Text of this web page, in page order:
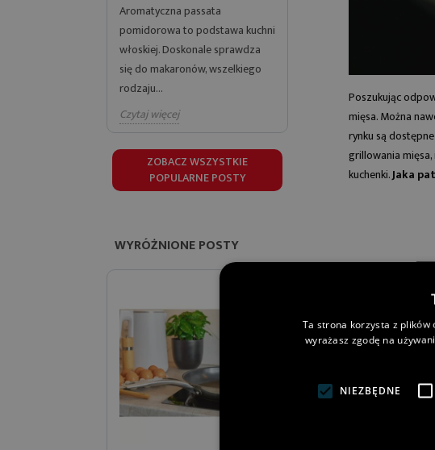
Aromatyczna passata
pomidorowa to podstawa kuchni
włoskiej. Doskonale sprawdza
się do makaronów, wszelkiego
rodzaju...
Czytaj więcej
Czytaj więcej
ZOBACZ WSZYSTKIE
POPULARNE POSTY
WYRÓŻNIONE POSTY
Poszukując
mięsa. Można
rynku są
grillowania
kuchenki.Jaka
Ta strona korzysta z plików
wyrażasz zgodę na
NIEZBĘDNE